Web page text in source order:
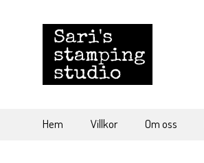
Hem Villkor Om oss